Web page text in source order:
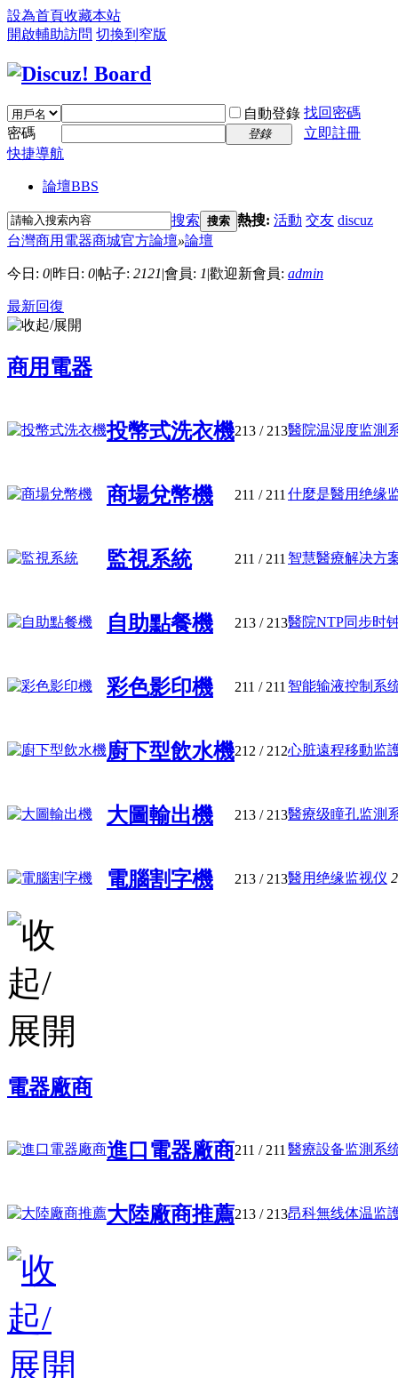
設為首頁收藏本站
開啟輔助訪問 切換到窄版
自動登錄 找回密碼
密碼
登錄
立即註冊
快捷導航
論壇BBS
搜索 搜索 熱搜: 活動 交友 discuz
台灣商用電器商城官方論壇»論壇
今日: 0|昨日: 0|帖子: 2121|會員: 1|歡迎新會員: admin
最新回復
商用電器
投幣式洗衣機213 / 213醫院温湿度监測
商場兌幣機 211 / 211 什麼是醫用绝缘
監視系統 211 / 211 智慧醫療解决方
自助點餐機 213 / 213醫院NTP同步时
彩色影印機 211 / 211 智能输液控制系
廚下型飲水機212 / 212心脏遠程移動监
大圖輸出機 213 / 213醫療级瞳孔监測
電腦割字機 213 / 213醫用绝缘监视仪
電器廠商
進口電器廠商211 / 211醫療設备监測系
大陸廠商推薦213 / 213昂科無线体温监